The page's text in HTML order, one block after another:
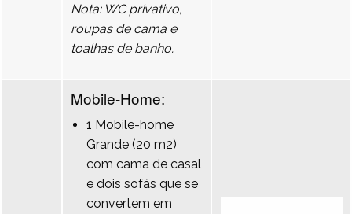
Nota: WC privativo,
roupas de cama e
toalhas de banho.
Mobile-Home:
1 Mobile-home
Grande (20 m2)
com cama de casal
e dois sofás que se
convertem em